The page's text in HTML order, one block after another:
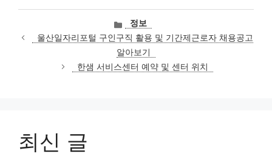
카
테
고
리
정보
울산일자리포털 구인구직 활용 및 기간제근로자 채용공고
알아보기
한샘 서비스센터 예약 및 센터 위치
최신 글